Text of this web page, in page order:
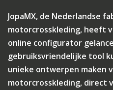
JopaMX, de Nederlandse
motorcrosskleding, heeft
online configurator
gebruiksvriendelijke tool
unieke ontwerpen maken
motorcrosskleding, direct